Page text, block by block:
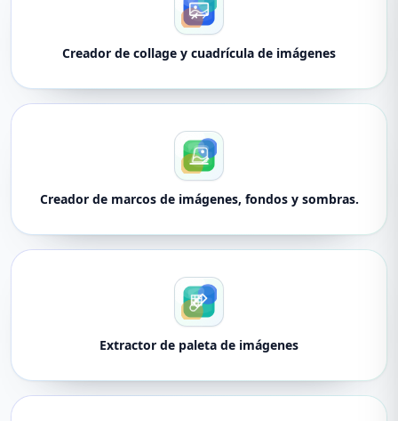
Creador de collage y cuadrícula de imágenes
Creador de marcos de imágenes, fondos y sombras.
Extractor de paleta de imágenes